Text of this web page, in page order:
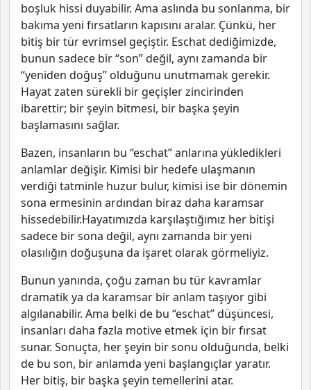
boşluk hissi duyabilir. Ama aslında bu sonlanma, bir
bakıma yeni fırsatların kapısını aralar. Çünkü, her
bitiş bir tür evrimsel geçiştir. Eschat dediğimizde,
bunun sadece bir “son” değil, aynı zamanda bir
“yeniden doğuş” olduğunu unutmamak gerekir.
Hayat zaten sürekli bir geçişler zincirinden
ibarettir; bir şeyin bitmesi, bir başka şeyin
başlamasını sağlar.
Bazen, insanların bu “eschat” anlarına yükledikleri
anlamlar değişir. Kimisi bir hedefe ulaşmanın
verdiği tatminle huzur bulur, kimisi ise bir dönemin
sona ermesinin ardından biraz daha karamsar
hissedebilir.Hayatımızda karşılaştığımız her bitişi
sadece bir sona değil, aynı zamanda bir yeni
olasılığın doğuşuna da işaret olarak görmeliyiz.
Bunun yanında, çoğu zaman bu tür kavramlar
dramatik ya da karamsar bir anlam taşıyor gibi
algılanabilir. Ama belki de bu “eschat” düşüncesi,
insanları daha fazla motive etmek için bir fırsat
sunar. Sonuçta, her şeyin bir sonu olduğunda, belki
de bu son, bir anlamda yeni başlangıçlar yaratır.
Her bitiş, bir başka şeyin temellerini atar.